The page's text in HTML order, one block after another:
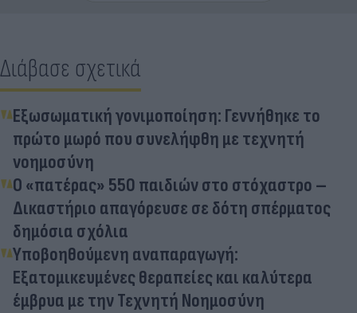
Διάβασε σχετικά
Εξωσωματική γονιμοποίηση: Γεννήθηκε το
πρώτο μωρό που συνελήφθη με τεχνητή
νοημοσύνη
Ο «πατέρας» 550 παιδιών στο στόχαστρο –
Δικαστήριο απαγόρευσε σε δότη σπέρματος
δημόσια σχόλια
Υποβοηθούμενη αναπαραγωγή:
Εξατομικευμένες θεραπείες και καλύτερα
έμβρυα με την Τεχνητή Νοημοσύνη